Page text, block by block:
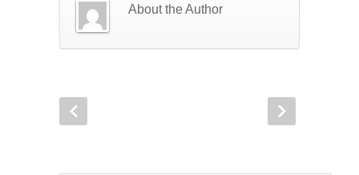
About the Author